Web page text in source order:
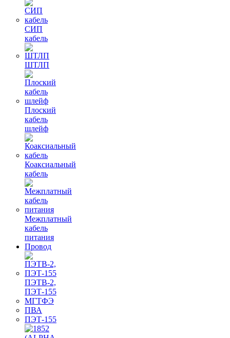
СИП
кабель
ШТЛП
Плоский
кабель
шлейф
Коаксиальный
кабель
Межплатный
кабель
питания
Провод
ПЭТВ-2,
ПЭТ-155
МГТФЭ
ПВА
ПЭТ-155